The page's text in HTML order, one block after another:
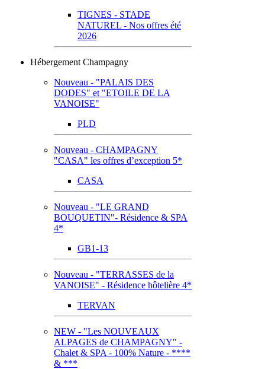
TIGNES - STADE
NATUREL - Nos offres été
2026
Hébergement Champagny
Nouveau - "PALAIS DES
DODES" et "ETOILE DE LA
VANOISE"
PLD
Nouveau - CHAMPAGNY
"CASA" les offres d’exception 5*
CASA
Nouveau - "LE GRAND
BOUQUETIN"- Résidence & SPA
4*
GB1-13
Nouveau - "TERRASSES de la
VANOISE" - Résidence hôtelière 4*
TERVAN
NEW - "Les NOUVEAUX
ALPAGES de CHAMPAGNY" -
Chalet & SPA - 100% Nature - ****
& ***